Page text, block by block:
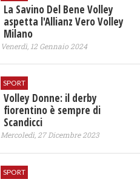
La Savino Del Bene Volley
aspetta l'Allianz Vero Volley
Milano
Venerdì, 12 Gennaio 2024
SPORT
Volley Donne: il derby
fiorentino è sempre di
Scandicci
Mercoledì, 27 Dicembre 2023
SPORT